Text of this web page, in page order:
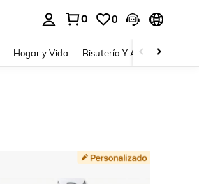
0 0
Hogar y Vida Bisutería Y Accesorios